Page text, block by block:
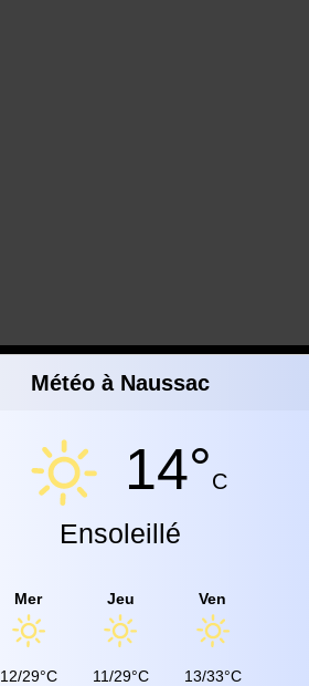
Météo à Naussac
14°C
Ensoleillé
Mer
12/29°C
Jeu
11/29°C
Ven
13/33°C